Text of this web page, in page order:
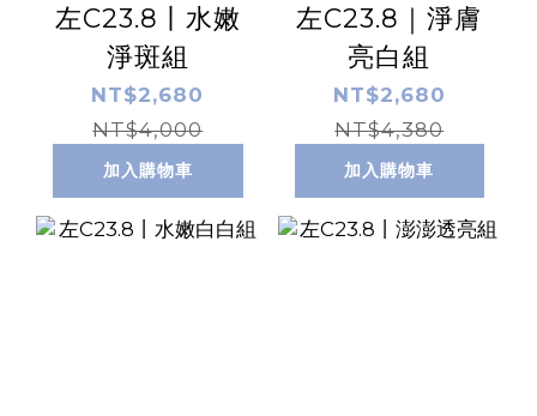
左C23.8丨水嫩
淨斑組
NT$2,680
NT$4,000
加入購物車
左C23.8｜淨膚
亮白組
NT$2,680
NT$4,380
加入購物車